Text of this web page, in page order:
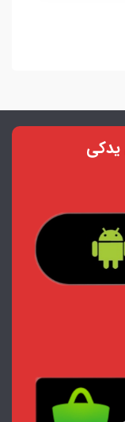
یدکی